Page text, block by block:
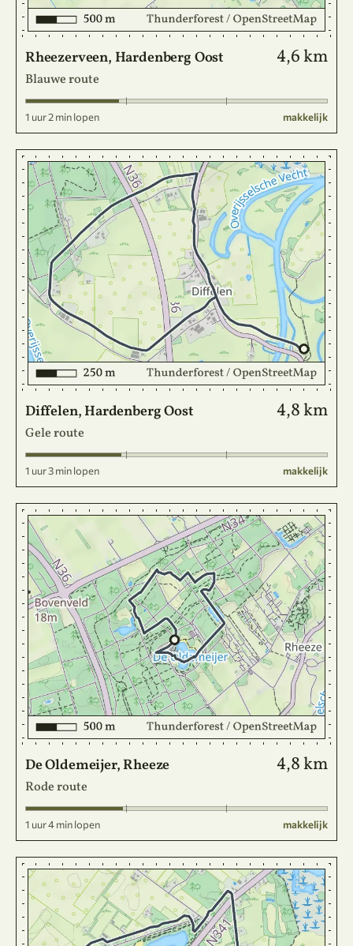
Rheezerveen, Hardenberg Oost 4,6 km
Blauwe route
1 uur 2 min lopen makkelijk
Diffelen, Hardenberg Oost 4,8 km
Gele route
1 uur 3 min lopen makkelijk
De Oldemeijer, Rheeze 4,8 km
Rode route
1 uur 4 min lopen makkelijk